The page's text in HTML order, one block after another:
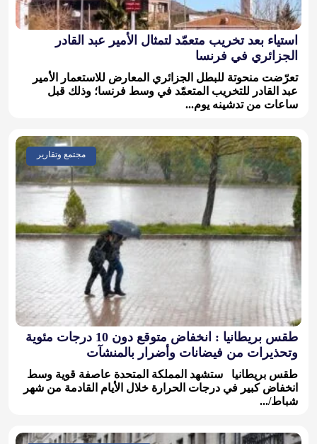
استياء بعد تخريب متعمّد لتمثال الأمير عبد القادر
الجزائري في فرنسا
تعرّضت منحوتة للبطل الجزائري المعارض للاستعمار الأمير
عبد القادر للتخريب المتعمّد في وسط فرنسا؛ وذلك قبل
ساعات من تدشينه يوم...
مجتمع وتقارير
طقس بريطانيا : انخفاض متوقع دون 10 درجات مئوية
وتحذيرات من فيضانات وأضرار بالمنشآت
طقس بريطانيا ستشهد المملكة المتحدة عاصفة قوية وسط
انخفاض كبير في درجات الحرارة خلال الأيام القادمة من شهر
شباط/...